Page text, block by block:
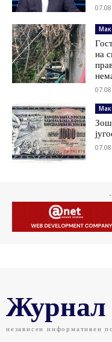
на
независен информативен